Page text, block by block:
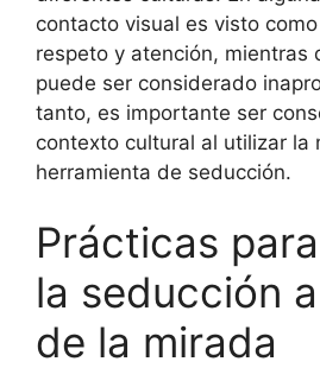
contacto visual es visto
respeto y atención, mientras
puede ser considerado
tanto, es importante ser
contexto cultural al utilizar la
herramienta de seducción.
Prácticas
la seducción
de la mirada